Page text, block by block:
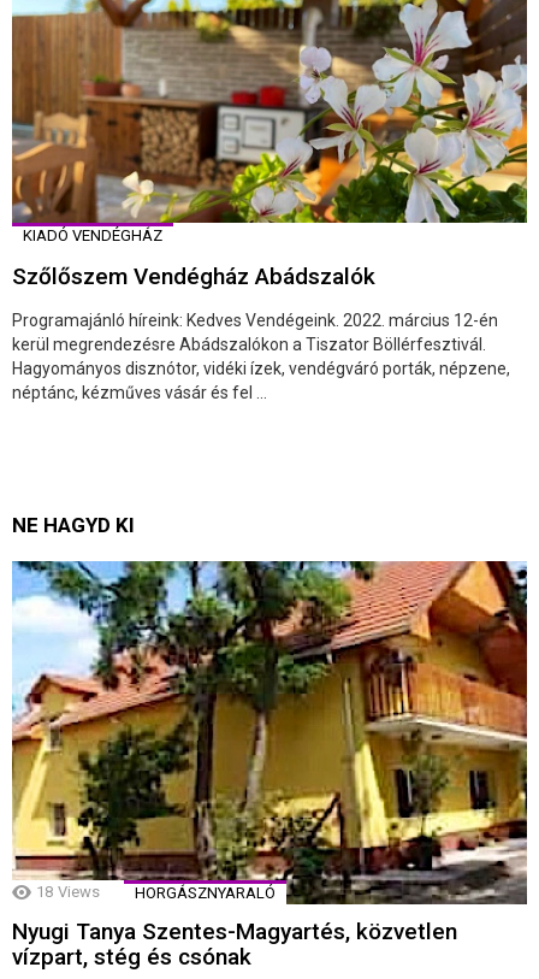
KIADÓ VENDÉGHÁZ
Szőlőszem Vendégház Abádszalók
Programajánló híreink: Kedves Vendégeink. 2022. március 12-én
kerül megrendezésre Abádszalókon a Tiszator Böllérfesztivál.
Hagyományos disznótor, vidéki ízek, vendégváró porták, népzene,
néptánc, kézműves vásár és fel ...
NE HAGYD KI
18 Views HORGÁSZNYARALÓ
Nyugi Tanya Szentes-Magyartés, közvetlen
vízpart, stég és csónak